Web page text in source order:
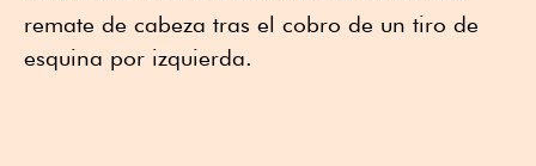
remate de cabeza tras el cobro de un tiro de
esquina por izquierda.